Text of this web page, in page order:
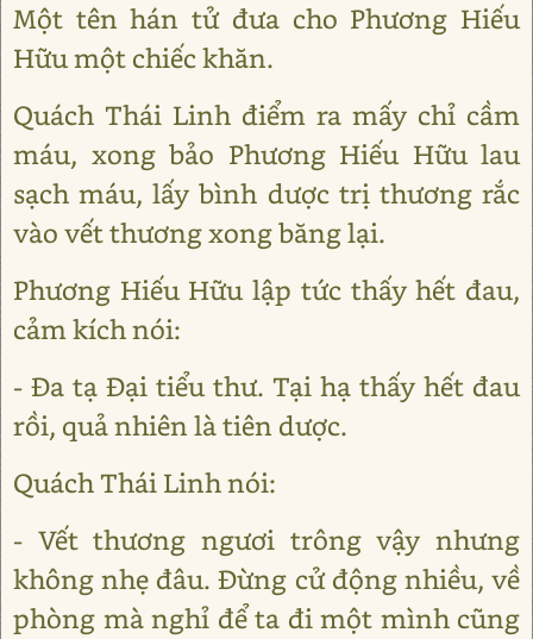
Một tên hán tử đưa cho Phương Hiếu
Hữu một chiếc khăn.
Quách Thái Linh điểm ra mấy chỉ cầm
máu, xong bảo Phương Hiếu Hữu lau
sạch máu, lấy bình dược trị thương rắc
vào vết thương xong băng lại.
Phương Hiếu Hữu lập tức thấy hết đau,
cảm kích nói:
- Đa tạ Đại tiểu thư. Tại hạ thấy hết đau
rồi, quả nhiên là tiên dược.
Quách Thái Linh nói:
- Vết thương ngươi trông vậy nhưng
không nhẹ đâu. Đừng cử động nhiều, về
phòng mà nghỉ để ta đi một mình cũng